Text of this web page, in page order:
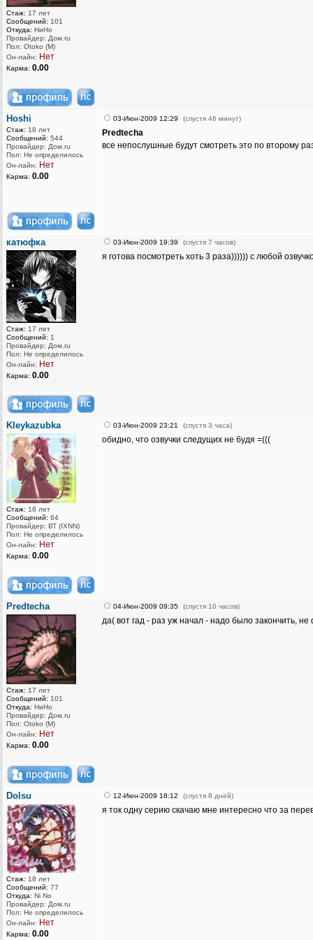
Стаж: 17 лет
Сообщений: 101
Откуда: НиНо
Провайдер: Дом.ru
Пол: Otoko (M)
Он-лайн: Нет
Карма: 0.00
Hoshi
Стаж: 18 лет
Сообщений: 544
Провайдер: Дом.ru
Пол: Не определилось
Он-лайн: Нет
Карма: 0.00
03-Июн-2009 12:29 (спустя 46 минут)
Predtecha
все непослушные будут смотреть это по второму
катюфка
Стаж: 17 лет
Сообщений: 1
Провайдер: Дом.ru
Пол: Не определилось
Он-лайн: Нет
Карма: 0.00
03-Июн-2009 19:39 (спустя 7 часов)
я готова посмотреть хоть 3 раза)))))) с любой
Kleykazubka
Стаж: 18 лет
Сообщений: 64
Провайдер: ВТ (IXNN)
Пол: Не определилось
Он-лайн: Нет
Карма: 0.00
03-Июн-2009 23:21 (спустя 3 часа)
обидно, что озвучки следущих не будя =(((
Predtecha
Стаж: 17 лет
Сообщений: 101
Откуда: НиНо
Провайдер: Дом.ru
Пол: Otoko (M)
Он-лайн: Нет
Карма: 0.00
04-Июн-2009 09:35 (спустя 10 часов)
да( вот гад - раз уж начал - надо было закончить,
Dolsu
Стаж: 18 лет
Сообщений: 77
Откуда: Ni No
Провайдер: Дом.ru
Пол: Не определилось
Он-лайн: Нет
Карма: 0.00
12-Июн-2009 18:12 (спустя 8 дней)
я ток одну серию скачаю мне интересно что за